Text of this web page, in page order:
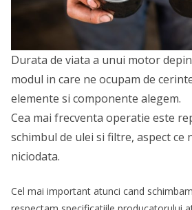
Durata de viata a unui motor
modul in care ne ocupam de
elemente si componente alegem.
Cea mai frecventa operatie este
schimbul de ulei si filtre, aspect
niciodata.
Cel mai important atunci cand